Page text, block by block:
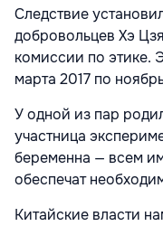
Следствие
добровольцев Хэ
комиссии по этике.
марта 2017 по
У одной из пар
участница
беременна — всем
обеспечат
Китайские власти